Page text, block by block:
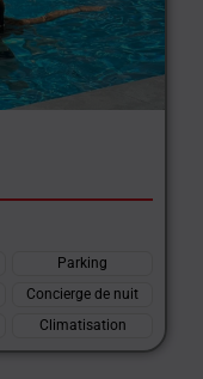
Parking
Concierge de nuit
Climatisation